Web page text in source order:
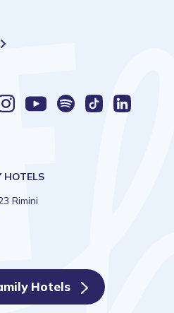
HOTELS
Rimini
Hotels